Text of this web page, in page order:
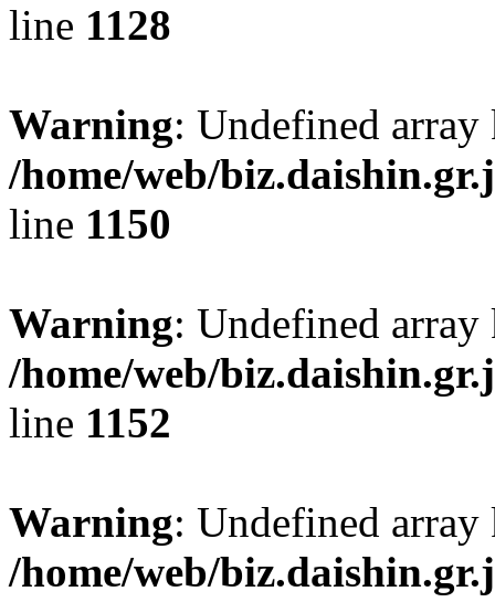
line 1128
Warning: Undefined
/home/web/
line 1150
Warning: Undefined
/home/web/
line 1152
Warning: Undefined
/home/web/